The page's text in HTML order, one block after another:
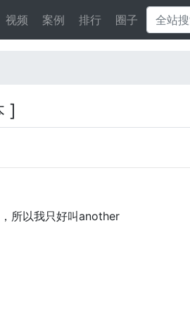
视频 案例 排行 圈子
]
所以我只好叫another